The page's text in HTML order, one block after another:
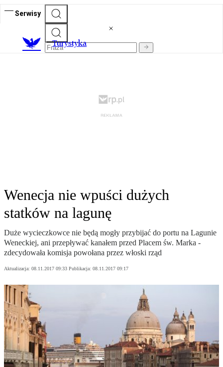
Serwisy
Turystyka
Wenecja nie wpuści dużych
statków na lagunę
Duże wycieczkowce nie będą mogły przybijać do portu na Lagunie
Weneckiej, ani przepływać kanałem przed Placem św. Marka -
zdecydowała komisja powołana przez włoski rząd
Aktualizacja: 08.11.2017 09:33 Publikacja: 08.11.2017 09:17